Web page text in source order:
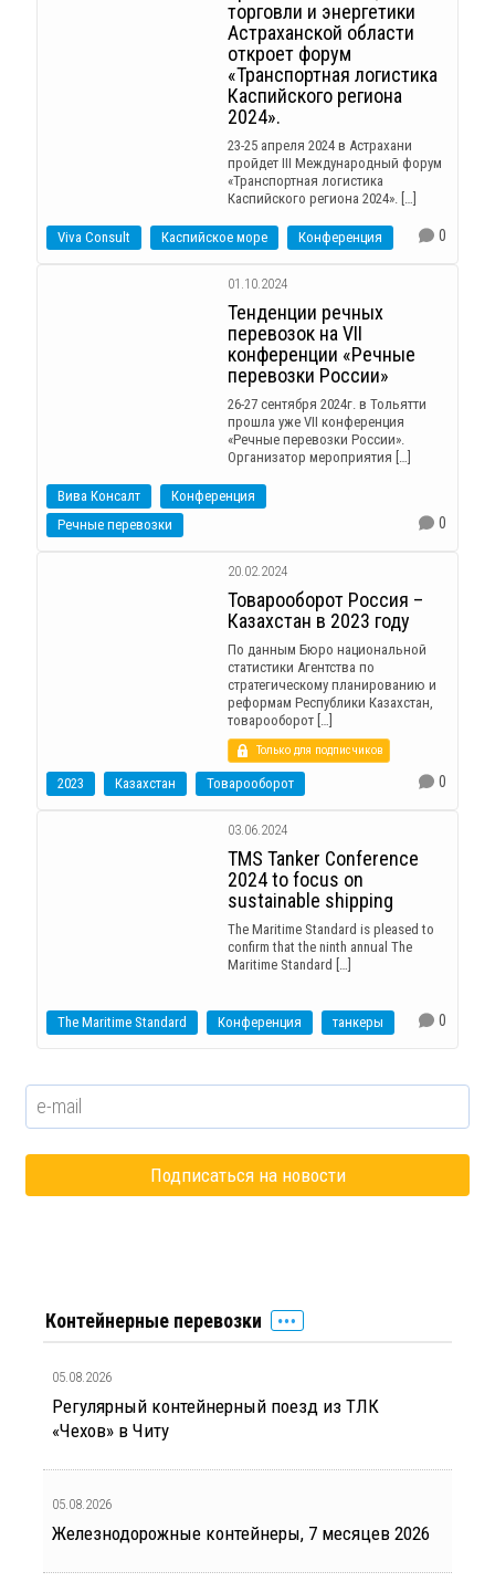
торговли и энергетики
Астраханской области
откроет форум
«Транспортная логистика
Каспийского региона
2024».
23-25 апреля 2024 в Астрахани
пройдет III Международный форум
«Транспортная логистика
Каспийского региона 2024». […]
Viva Consult Каспийское море Конференция 0
01.10.2024
Тенденции речных
перевозок на VII
конференции «Речные
перевозки России»
26-27 сентября 2024г. в Тольятти
прошла уже VII конференция
«Речные перевозки России».
Организатор мероприятия […]
Вива Консалт
Конференция
Речные перевозки
0
20.02.2024
Товарооборот Россия –
Казахстан в 2023 году
По данным Бюро национальной
статистики Агентства по
стратегическому планированию и
реформам Республики Казахстан,
товарооборот […]
Только для подписчиков
2023 Казахстан Товарооборот 0
03.06.2024
TMS Tanker Conference
2024 to focus on
sustainable shipping
The Maritime Standard is pleased to
confirm that the ninth annual The
Maritime Standard […]
The Maritime Standard Конференция танкеры 0
Контейнерные перевозки
05.08.2026
Регулярный контейнерный поезд из ТЛК
«Чехов» в Читу
05.08.2026
Железнодорожные контейнеры, 7 месяцев 2026